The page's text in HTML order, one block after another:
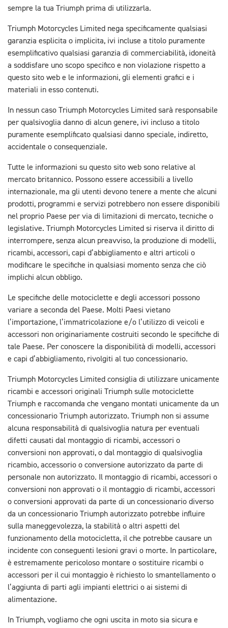
sempre la tua Triumph prima di utilizzarla.
Triumph Motorcycles Limited nega specificamente qualsiasi
garanzia esplicita o implicita, ivi incluse a titolo puramente
esemplificativo qualsiasi garanzia di commerciabilità, idoneità
a soddisfare uno scopo specifico e non violazione rispetto a
questo sito web e le informazioni, gli elementi grafici e i
materiali in esso contenuti.
In nessun caso Triumph Motorcycles Limited sarà responsabile
per qualsivoglia danno di alcun genere, ivi incluso a titolo
puramente esemplificato qualsiasi danno speciale, indiretto,
accidentale o consequenziale.
Tutte le informazioni su questo sito web sono relative al
mercato britannico. Possono essere accessibili a livello
internazionale, ma gli utenti devono tenere a mente che alcuni
prodotti, programmi e servizi potrebbero non essere disponibili
nel proprio Paese per via di limitazioni di mercato, tecniche o
legislative. Triumph Motorcycles Limited si riserva il diritto di
interrompere, senza alcun preavviso, la produzione di modelli,
ricambi, accessori, capi d’abbigliamento e altri articoli o
modificare le specifiche in qualsiasi momento senza che ciò
implichi alcun obbligo.
Le specifiche delle motociclette e degli accessori possono
variare a seconda del Paese. Molti Paesi vietano
l’importazione, l’immatricolazione e/o l’utilizzo di veicoli e
accessori non originariamente costruiti secondo le specifiche di
tale Paese. Per conoscere la disponibilità di modelli, accessori
e capi d’abbigliamento, rivolgiti al tuo concessionario.
Triumph Motorcycles Limited consiglia di utilizzare unicamente
ricambi e accessori originali Triumph sulle motociclette
Triumph e raccomanda che vengano montati unicamente da un
concessionario Triumph autorizzato. Triumph non si assume
alcuna responsabilità di qualsivoglia natura per eventuali
difetti causati dal montaggio di ricambi, accessori o
conversioni non approvati, o dal montaggio di qualsivoglia
ricambio, accessorio o conversione autorizzato da parte di
personale non autorizzato. Il montaggio di ricambi, accessori o
conversioni non approvati o il montaggio di ricambi, accessori
o conversioni approvati da parte di un concessionario diverso
da un concessionario Triumph autorizzato potrebbe influire
sulla maneggevolezza, la stabilità o altri aspetti del
funzionamento della motocicletta, il che potrebbe causare un
incidente con conseguenti lesioni gravi o morte. In particolare,
è estremamente pericoloso montare o sostituire ricambi o
accessori per il cui montaggio è richiesto lo smantellamento o
l’aggiunta di parti agli impianti elettrici o ai sistemi di
alimentazione.
In Triumph, vogliamo che ogni uscita in moto sia sicura e